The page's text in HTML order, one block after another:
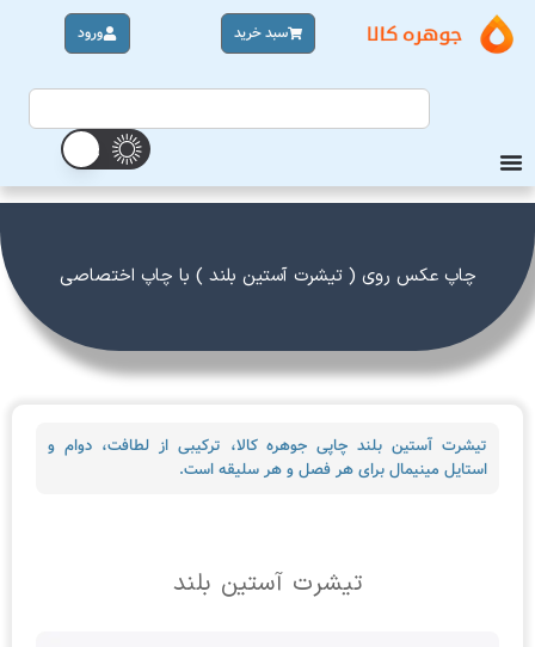
سبد خرید ورود
چاپ عکس روی ( تیشرت آستین بلند ) با چاپ اختصاصی
تیشرت آستین بلند
تیشرت آستین بلند چاپی جوهره کالا، ترکیبی از لطافت، دوام و
استایل مینیمال برای هر فصل و هر سلیقه است.